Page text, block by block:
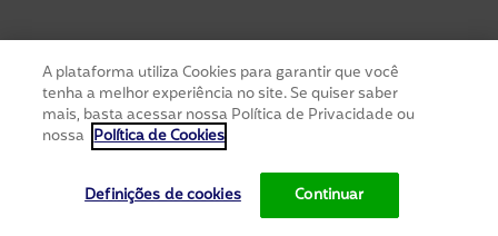
A plataforma utiliza Cookies para garantir que você
tenha a melhor experiência no site. Se quiser saber
mais, basta acessar nossa Política de Privacidade ou
nossa Política de Cookies
Definições de cookies Continuar